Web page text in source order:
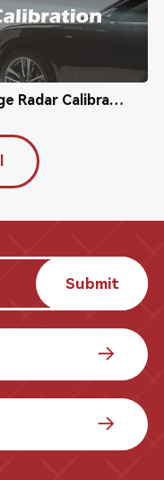
2018_Cadillac_CT6 Long Range Radar Calibration
Submit